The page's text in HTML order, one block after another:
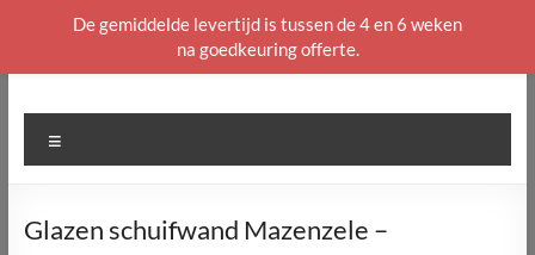
naar
Glazen schuifwand Mazenzele –
De gemiddelde levertijd is tussen de 4 en 6 weken
na goedkeuring offerte.